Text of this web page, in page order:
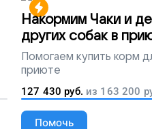
Накормим Чаки и
других собак в
Помогаем купить корм
приюте
127 430 руб. из 163 200
Помочь